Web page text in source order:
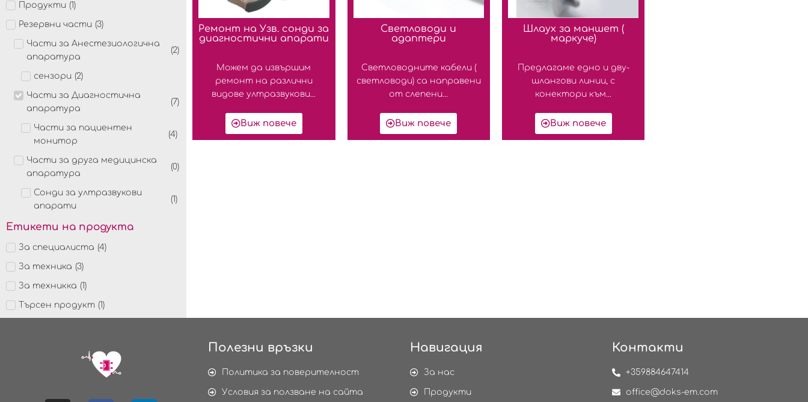
Продукти (1)
Резервни части (3)
Части за Анестезиологична
апаратура
(2)
сензори (2)
Части за Диагностична
апаратура
(7)
Части за пациентен
монитор
(4)
Части за друга медицинска
апаратура
(0)
Сонди за ултразвукови
апарати
(1)
Етикети на продукта
За специалиста (4)
За техника (3)
За техникка (1)
Търсен продукт (1)
Ремонт на Узв. сонди за
диагностични апарати
Можем да извършим
ремонт на различни
видове ултразвукови...
Виж повече
Светловоди и
адаптери
Светловодните кабели (
светловоди) са направени
от слепени...
Виж повече
Шлаух за маншет (
маркуче)
Предлагаме едно и дву-
шлангови линии, с
конектори към...
Виж повече
Полезни връзки
Политика за поверителност
Условия за ползване на сайта
Навигация
За нас
Продукти
Контакти
+359884647414
office@doks-em.com